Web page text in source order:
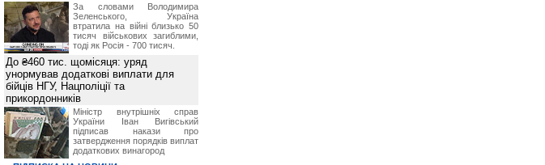
За словами Володимира
Зеленського, Україна
втратила на війні близько 50
тисяч військових загиблими,
тоді як Росія - 700 тисяч.
До ₴460 тис. щомісяця: уряд
унормував додаткові виплати для
бійців НГУ, Нацполіції та
прикордонників
Міністр внутрішніх справ
України Іван Вигівський
підписав накази про
затвердження порядків виплат
додаткових винагород